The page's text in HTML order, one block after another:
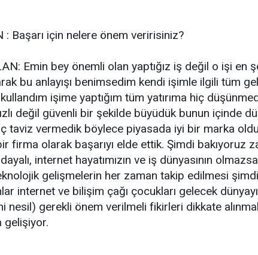
: Başarı için nelere önem veririsiniz?
Emin bey önemli olan yaptığız iş değil o işi en
bu anlayışı benimsedim kendi işimle ilgili tüm
işime yaptığım tüm yatırıma hiç
değil güvenli bir şekilde büyüdük bunun içinde
taviz vermedik böylece piyasada iyi bir marka
firma olarak başarıyı elde ettik. Şimdi bakıyoruz
internet hayatımızın ve iş dünyasının
gelişmelerin her zaman takip edilmesi
internet ve bilişim çağı çocukları gelecek
nesil) gerekli önem verilmeli fikirleri dikkate
gelişiyor.